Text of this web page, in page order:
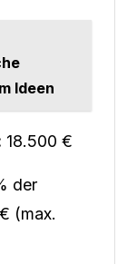
Ideen
18.500 €
der
(max.